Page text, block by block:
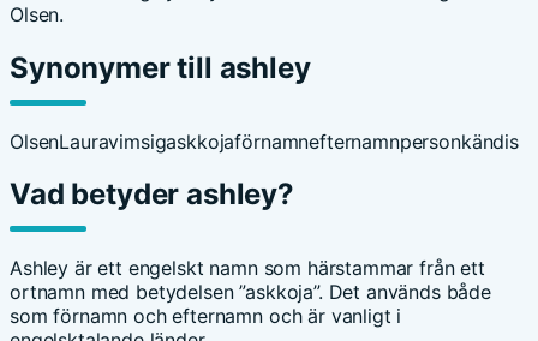
Olsen.
Synonymer till ashley
OlsenLauravimsigaskkojaförnamnefternamnpersonkändis
Vad betyder ashley?
Ashley är ett engelskt namn som härstammar från ett
ortnamn med betydelsen ”askkoja”. Det används både
som förnamn och efternamn och är vanligt i